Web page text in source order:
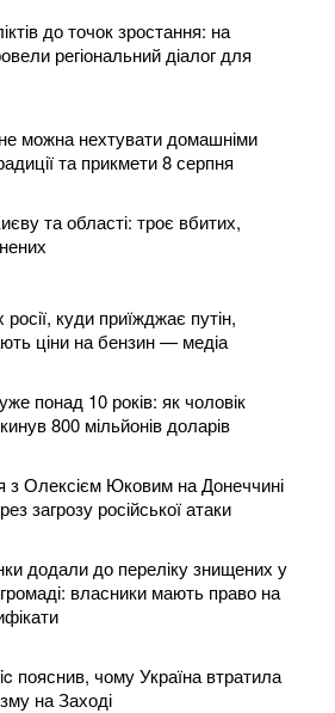
до точок зростання: на
регіональний діалог для
можна нехтувати домашніми
та прикмети 8 серпня
та області: троє вбитих,
росії, куди приїжджає путін,
ціни на бензин — медіа
понад 10 років: як чоловік
800 мільйонів доларів
з Олексієм Юковим на Донеччині
загрозу російської атаки
додали до переліку знищених у
власники мають право на
пояснив, чому Україна втратила
на Заході